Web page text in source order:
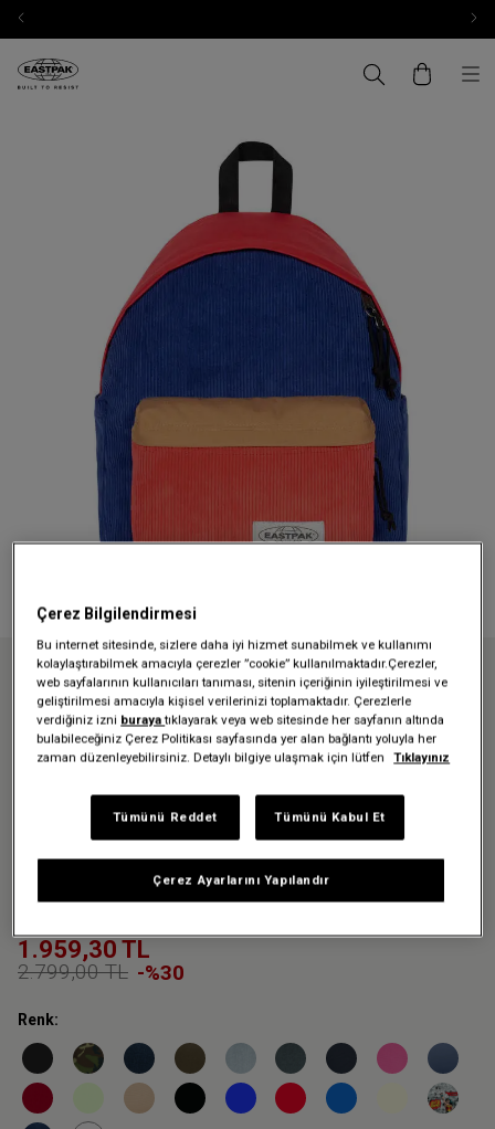
Anasayfa
Friends And Family
DAY PAK'R CORDFUNK NAVY SIRT ÇANTASI
Üzgünüz - bu ürün artık
mevcut değil
DAY PAK'R CORDFUNK NAVY
SIRT ÇANTASI
1.959,30 TL
2.799,00 TL -%30
Renk:
Çerez Bilgilendirmesi
Bu internet sitesinde, sizlere daha iyi hizmet sunabilmek ve kullanımı
kolaylaştırabilmek amacıyla çerezler ”cookie” kullanılmaktadır.Çerezler,
web sayfalarının kullanıcıları tanıması, sitenin içeriğinin iyileştirilmesi ve
geliştirilmesi amacıyla kişisel verilerinizi toplamaktadır. Çerezlerle
verdiğiniz izni burayatıklayarak veya web sitesinde her sayfanın altında
bulabileceğiniz Çerez Politikası sayfasında yer alan bağlantı yoluyla her
zaman düzenleyebilirsiniz. Detaylı bilgiye ulaşmak için lütfen
Tıklayınız
Çerez Ayarlarını Yapılandır
Tümünü Reddet Tümünü Kabul Et